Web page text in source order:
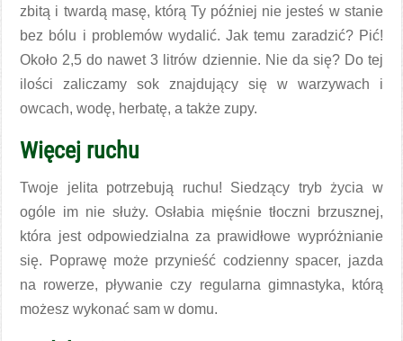
zbitą i twardą masę, którą Ty później nie jesteś w stanie
bez bólu i problemów wydalić. Jak temu zaradzić? Pić!
Około 2,5 do nawet 3 litrów dziennie. Nie da się? Do tej
ilości zaliczamy sok znajdujący się w warzywach i
owcach, wodę, herbatę, a także zupy.
Więcej ruchu
Twoje jelita potrzebują ruchu! Siedzący tryb życia w
ogóle im nie służy. Osłabia mięśnie tłoczni brzusznej,
która jest odpowiedzialna za prawidłowe wypróżnianie
się. Poprawę może przynieść codzienny spacer, jazda
na rowerze, pływanie czy regularna gimnastyka, którą
możesz wykonać sam w domu.